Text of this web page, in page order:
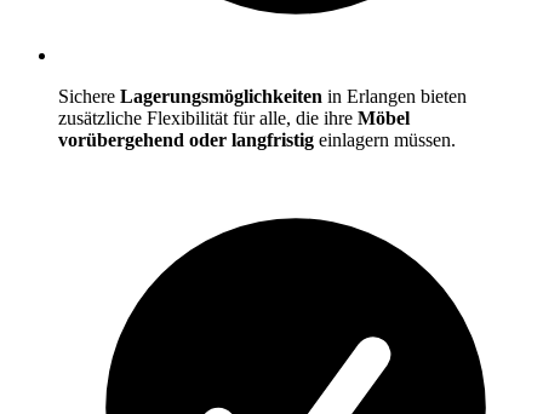
Sichere Lagerungsmöglichkeiten in Erlangen bieten
zusätzliche Flexibilität für alle, die ihre Möbel
vorübergehend oder langfristig einlagern müssen.